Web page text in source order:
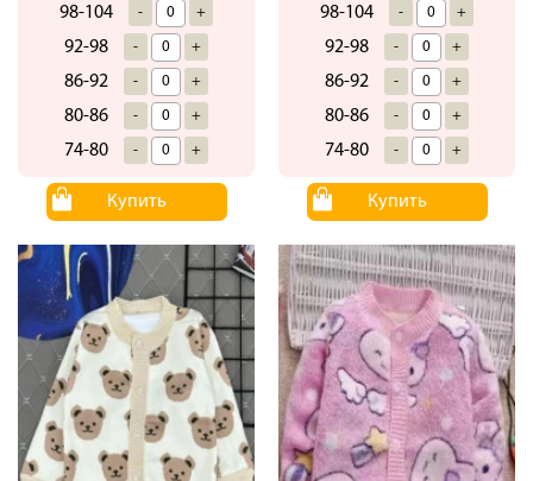
98-104 - +
92-98 - +
86-92 - +
80-86 - +
74-80 - +
Купить
98-104 - +
92-98 - +
86-92 - +
80-86 - +
74-80 - +
Купить